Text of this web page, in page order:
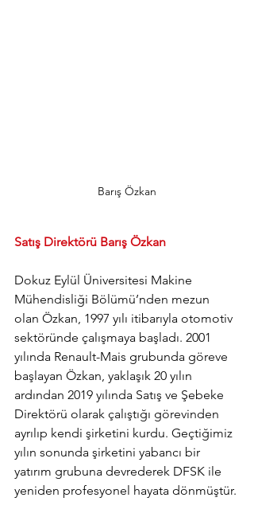
Barış Özkan
Satış Direktörü Barış Özkan
Dokuz Eylül Üniversitesi Makine
Mühendisliği Bölümü’nden mezun
olan Özkan, 1997 yılı itibarıyla otomotiv
sektöründe çalışmaya başladı. 2001
yılında Renault-Mais grubunda göreve
başlayan Özkan, yaklaşık 20 yılın
ardından 2019 yılında Satış ve Şebeke
Direktörü olarak çalıştığı görevinden
ayrılıp kendi şirketini kurdu. Geçtiğimiz
yılın sonunda şirketini yabancı bir
yatırım grubuna devrederek DFSK ile
yeniden profesyonel hayata dönmüştür.